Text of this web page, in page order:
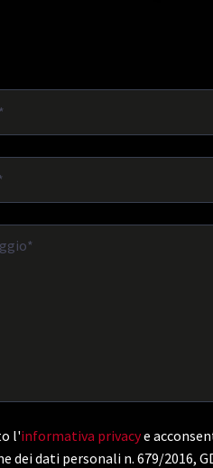
l'informativa privacye
dei dati personali n. 679/2016,